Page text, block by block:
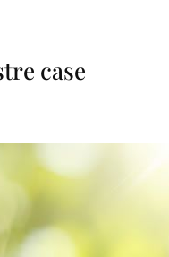
case